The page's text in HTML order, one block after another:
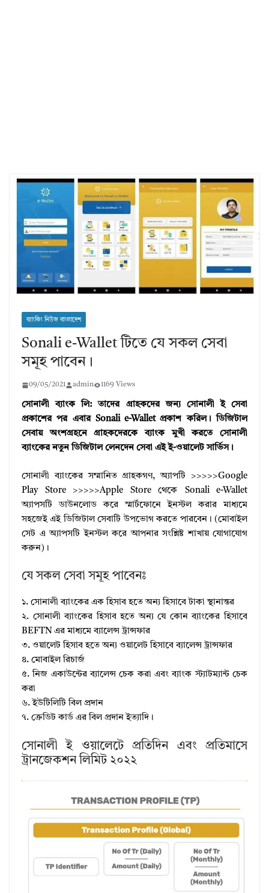
ব্যাংকিং নিউজ বাংলাদেশ
Sonali e-Wallet টিতে যে সকল সেবা
সমূহ পাবেন।
09/05/2021 admin 1169 Views
সোনালী ব্যাংক লি: তাদের গ্রাহকদের জন্য সোনালী ই সেবা
প্রকাশের পর এবার Sonali e-Wallet প্রকাশ করিল। ডিজিটাল
সেবায় অংশগ্রহনে গ্রাহকদেরকে ব্যাংক মুখী করতে সোনালী
ব্যাংকের নতুন ডিজিটাল লেনদেন সেবা এই ই-ওয়ালেট সার্ভিস।
সোনালী ব্যাংকের সম্মানিত গ্রাহকগণ, অ্যাপটি >>>>>Google
Play Store >>>>>Apple Store থেকে Sonali e-Wallet
অ্যাপসটি ডাউনলোড করে স্মার্টফোনে ইনস্টল করার মাধ্যমে
সহজেই এই ডিজিটাল সেবাটি উপভোগ করতে পারবেন। (মোবাইল
সেট এ অ্যাপসটি ইনস্টল করে আপনার সংশ্লিষ্ট শাখায় যোগাযোগ
করুন)।
যে সকল সেবা সমূহ পাবেনঃ
১. সোনালী ব্যাংকের এক হিসাব হতে অন্য হিসাবে টাকা স্থানান্তর
২. সোনালী ব্যাংকের হিসাব হতে অন্য যে কোন ব্যাংকের হিসাবে
BEFTN এর মাধ্যমে ব্যালেন্স ট্রান্সফার
৩. ওয়ালেট হিসাব হতে অন্য ওয়ালেট হিসাবে ব্যালেন্স ট্রান্সফার
৪. মোবাইল রিচার্জ
৫. নিজ একাউন্টের ব্যালেন্স চেক করা এবং ব্যাংক স্ট্যাটম্যান্ট চেক
করা
৬. ইউটিলিটি বিল প্রদান
৭. ক্রেডিট কার্ড এর বিল প্রদান ইত্যাদি।
সোনালী ই ওয়ালেটে প্রতিদিন এবং প্রতিমাসে
ট্রানজেকশন লিমিট ২০২২